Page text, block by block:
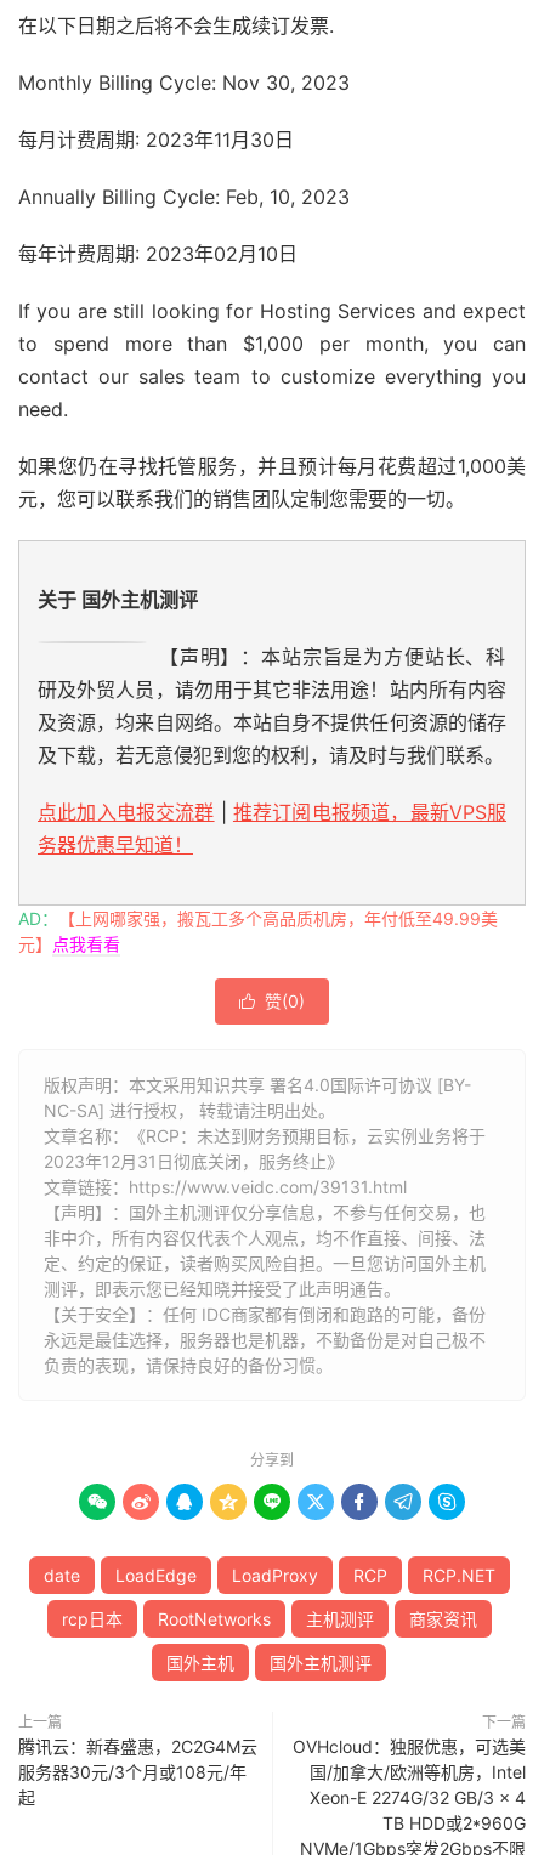
在以下日期之后将不会生成续订发票.
Monthly Billing Cycle: Nov 30, 2023
每月计费周期: 2023年11月30日
Annually Billing Cycle: Feb, 10, 2023
每年计费周期: 2023年02月10日
If you are still looking for Hosting Services and expect
to spend more than $1,000 per month, you can
contact our sales team to customize everything you
need.
如果您仍在寻找托管服务，并且预计每月花费超过1,000美
元，您可以联系我们的销售团队定制您需要的一切。
关于 国外主机测评
【声明】：本站宗旨是为方便站长、科
研及外贸人员，请勿用于其它非法用途！站内所有内容
及资源，均来自网络。本站自身不提供任何资源的储存
及下载，若无意侵犯到您的权利，请及时与我们联系。
点此加入电报交流群
推荐订阅电报频道，最新VPS服
务器优惠早知道！
AD：
【上网哪家强，搬瓦工多个高品质机房，年付低至49.99美
元】
点我看看
 赞(0)
版权声明：本文采用知识共享 署名4.0国际许可协议 [BY-
NC-SA] 进行授权， 转载请注明出处。
文章名称：《RCP：未达到财务预期目标，云实例业务将于
2023年12月31日彻底关闭，服务终止》
文章链接： https://www.veidc.com/39131.html
【声明】：国外主机测评仅分享信息，不参与任何交易，也
非中介，所有内容仅代表个人观点，均不作直接、间接、法
定、约定的保证，读者购买风险自担。一旦您访问国外主机
测评，即表示您已经知晓并接受了此声明通告。
【关于安全】：任何 IDC商家都有倒闭和跑路的可能，备份
永远是最佳选择，服务器也是机器，不勤备份是对自己极不
负责的表现，请保持良好的备份习惯。
分享到
        
date LoadEdge LoadProxy RCP RCP.NET
rcp日本 RootNetworks 主机测评 商家资讯
国外主机 国外主机测评
上一篇
腾讯云：新春盛惠，2C2G4M云
服务器30元/3个月或108元/年
起
下一篇
OVHcloud：独服优惠，可选美
国/加拿大/欧洲等机房，Intel
Xeon-E 2274G/32 GB/3 x 4
TB HDD或2*960G
NVMe/1Gbps突发2Gbps不限